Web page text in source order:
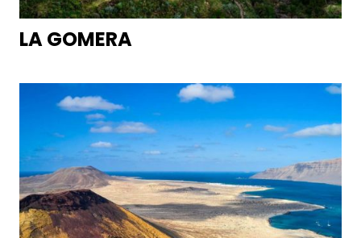
LA GOMERA